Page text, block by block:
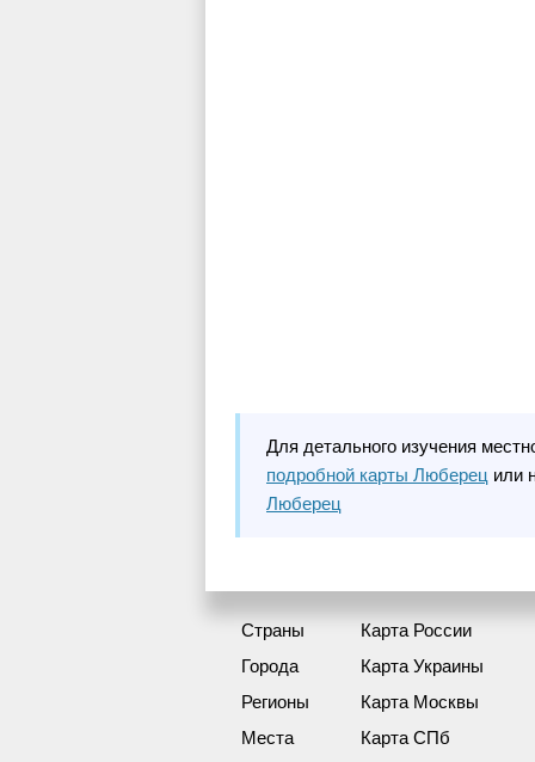
Для детального изучения
подробной карты Люберец или
Люберец
Страны
Города
Регионы
Места
Карта России
Карта Украины
Карта Москвы
Карта СПб